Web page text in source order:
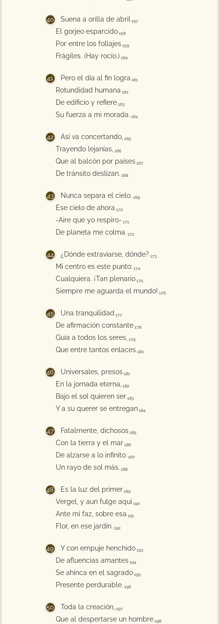
Suena a orilla de abril 157
El gorjeo esparcido 158
Por entre los follajes 159
Frágiles. (Hay rocío.) 160
Pero el día al fin logra 161
Rotundidad humana 162
De edificio y refiere 163
Su fuerza a mi morada. 164
Así va concertando, 165
Trayendo lejanías, 166
Que al balcón por países 167
De tránsito deslizan. 168
Nunca separa el cielo. 169
Ese cielo de ahora 170
-Aire que yo respiro- 171
De planeta me colma. 172
¿Dónde extraviarse, dónde? 173
Mi centro es este punto: 174
Cualquiera. ¡Tan plenario 175
Siempre me aguarda el mundo! 176
Una tranquilidad 177
De afirmación constante 178
Guía a todos los seres, 179
Que entre tantos enlaces 180
Universales, presos 181
En la jornada eterna, 182
Bajo el sol quieren ser 183
Y a su querer se entregan 184
Fatalmente, dichosos 185
Con la tierra y el mar 186
De alzarse a lo infinito: 187
Un rayo de sol más. 188
Es la luz del primer 189
Vergel, y aun fulge aquí 190
Ante mi faz, sobre esa 191
Flor, en ese jardín. 192
Y con empuje henchido 193
De afluencias amantes 194
Se ahínca en el sagrado 195
Presente perdurable. 196
Toda la creación, 197
Que al despertarse un hombre 198